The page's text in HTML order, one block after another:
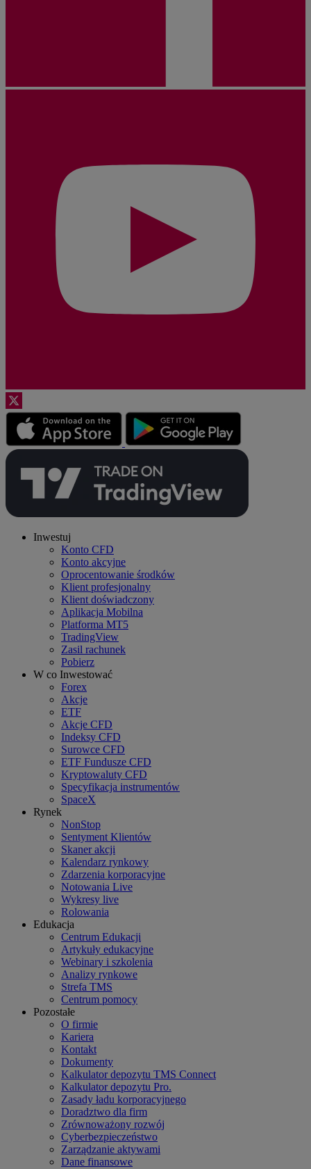
Inwestuj
Konto CFD
Konto akcyjne
Oprocentowanie środków
Klient profesjonalny
Klient doświadczony
Aplikacja Mobilna
Platforma MT5
TradingView
Zasil rachunek
Pobierz
W co Inwestować
Forex
Akcje
ETF
Akcje CFD
Indeksy CFD
Surowce CFD
ETF Fundusze CFD
Kryptowaluty CFD
Specyfikacja instrumentów
SpaceX
Rynek
NonStop
Sentyment Klientów
Skaner akcji
Kalendarz rynkowy
Zdarzenia korporacyjne
Notowania Live
Wykresy live
Rolowania
Edukacja
Centrum Edukacji
Artykuły edukacyjne
Webinary i szkolenia
Analizy rynkowe
Strefa TMS
Centrum pomocy
Pozostałe
O firmie
Kariera
Kontakt
Dokumenty
Kalkulator depozytu TMS Connect
Kalkulator depozytu Pro.
Zasady ładu korporacyjnego
Doradztwo dla firm
Zrównoważony rozwój
Cyberbezpieczeństwo
Zarządzanie aktywami
Dane finansowe